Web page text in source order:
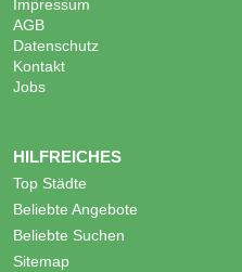
Impressum
AGB
Datenschutz
Kontakt
Jobs
HILFREICHES
Top Städte
Beliebte Angebote
Beliebte Suchen
Sitemap